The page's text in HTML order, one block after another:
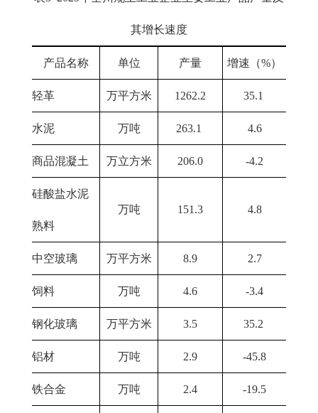
其增长速度
产品名称 单位 产量 增速（%）
轻革 万平方米 1262.2 35.1
水泥 万吨 263.1 4.6
商品混凝土 万立方米 206.0 -4.2
硅酸盐水泥
熟料
万吨 151.3 4.8
中空玻璃 万平方米 8.9 2.7
饲料 万吨 4.6 -3.4
钢化玻璃 万平方米 3.5 35.2
铝材 万吨 2.9 -45.8
铁合金 万吨 2.4 -19.5